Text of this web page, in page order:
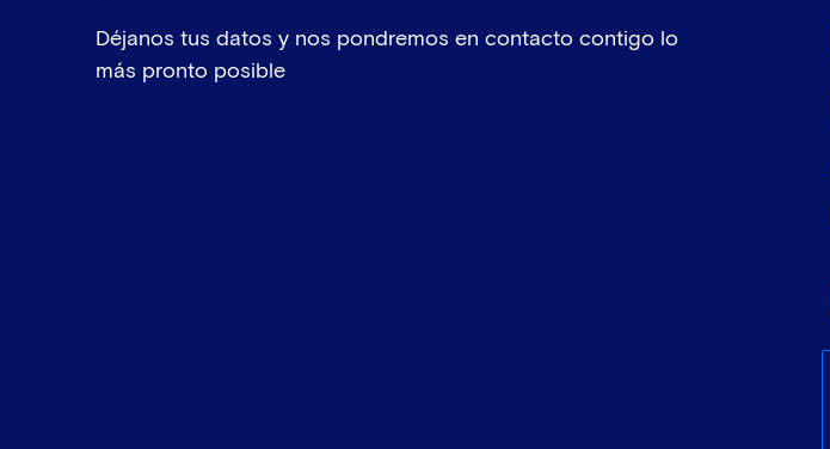
Déjanos tus datos y nos pondremos en contacto contigo lo
más pronto posible